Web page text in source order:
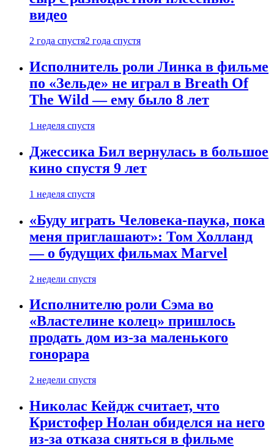
видео
2 года спустя2 года спустя
Исполнитель роли Линка в фильме
по «Зельде» не играл в Breath Of
The Wild — ему было 8 лет
1 неделя спустя
Джессика Бил вернулась в большое
кино спустя 9 лет
1 неделя спустя
«Буду играть Человека-паука, пока
меня приглашают»: Том Холланд
— о будущих фильмах Marvel
2 недели спустя
Исполнителю роли Сэма во
«Властелине колец» пришлось
продать дом из-за маленького
гонорара
2 недели спустя
Николас Кейдж считает, что
Кристофер Нолан обиделся на него
из-за отказа сняться в фильме